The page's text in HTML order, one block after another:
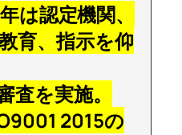
は認定機関、
育、指示を仰
査を実施。
2015の